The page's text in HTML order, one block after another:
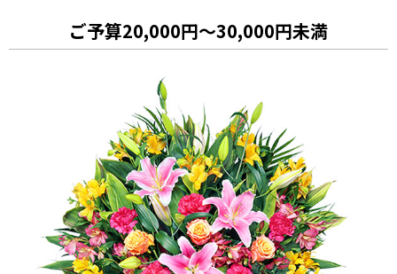
ご予算20,000円～30,000円未満